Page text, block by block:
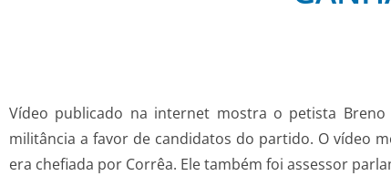
Vídeo publicado na internet mostra o petista Breno
militância a favor de candidatos do partido. O vídeo
era chefiada por Corrêa. Ele também foi assessor